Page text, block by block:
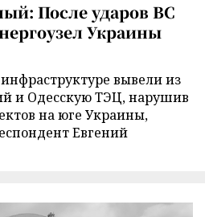
После ударов ВС
Украины
вывели из
и Одесскую ТЭЦ, нарушив
на юге Украины,
Евгений